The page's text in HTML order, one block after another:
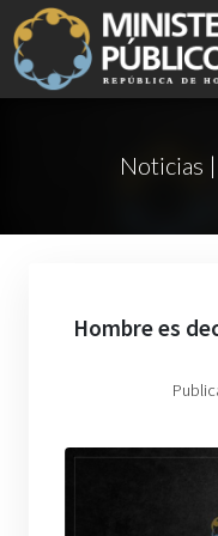
Noticias
Hombre es